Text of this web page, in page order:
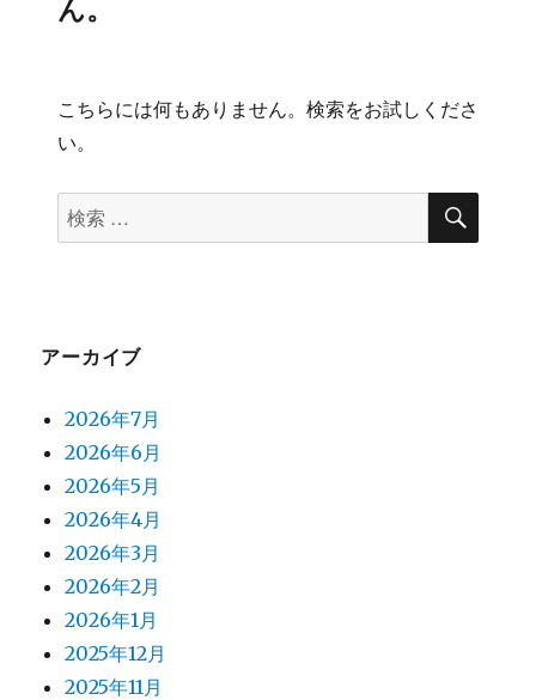
こちらには何もありません。検索をお試しくださ
い。
検
索
検
アーカイブ
2026年7月
2026年6月
2026年5月
2026年4月
2026年3月
2026年2月
2026年1月
2025年12月
2025年11月